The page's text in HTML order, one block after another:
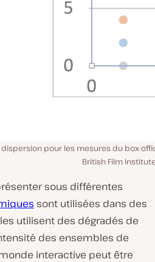
pour les mesures du box-
British Film Institute
sous différentes
sont utilisées dans des
utilisent des dégradés de
des ensembles de
interactive peut être